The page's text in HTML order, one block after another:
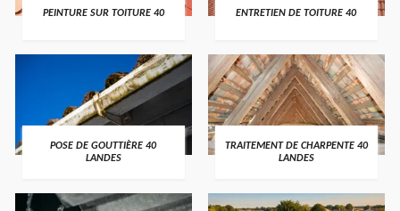
PEINTURE SUR TOITURE 40 ENTRETIEN DE TOITURE 40
POSE DE GOUTTIÈRE 40
LANDES
TRAITEMENT DE CHARPENTE 40
LANDES